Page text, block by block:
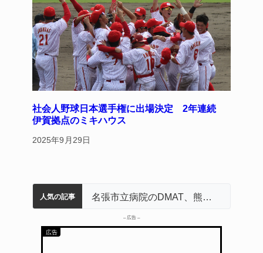
社会人野球日本選手権に出場決定 2年連続
伊賀拠点のミキハウス
2025年9月29日
人気の記事
名張市水道料金47％値上げへ 答申案、審議会で大筋まとまる
中学校の陶壁モニュメント 地元建設会社がボランティアで清掃 伊賀
– 広告 –